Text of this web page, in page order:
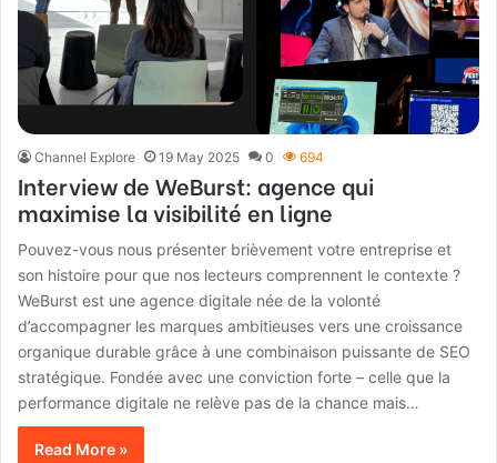
Channel Explore 19 May 2025 0 694
Interview de WeBurst: agence qui
maximise la visibilité en ligne
Pouvez-vous nous présenter brièvement votre entreprise et
son histoire pour que nos lecteurs comprennent le contexte ?
WeBurst est une agence digitale née de la volonté
d’accompagner les marques ambitieuses vers une croissance
organique durable grâce à une combinaison puissante de SEO
stratégique. Fondée avec une conviction forte – celle que la
performance digitale ne relève pas de la chance mais…
Read More »